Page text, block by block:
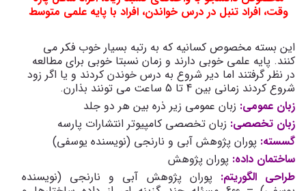
وقت، افراد تنبل در درس خواندن، افراد با پایه علمی متوسط
این بسته مخصوص کسانیه که به رتبه بسیار خوب فکر می
کنند. پایه علمی خوبی دارند و زمان نسبتا خوبی برای مطالعه
در نظر گرفتند اما دیر شروع به درس خوندن کردند و یا اگر زود
شروع کردند زمانی بین 4 تا 5 ساعت می تونند بذارن.
زبان عمومی: زبان عمومی زیر ذره بین هر دو جلد
زبان تخصصی: زبان تخصصی کامپیوتر انتشارات پارسه
گسسته: پوران پژوهش آبی و نارنجی (نویسنده یوسفی)
ساختمان داده: پوران پژوهش
طراحی الگوریتم: پوران پژوهش آبی و نارنجی (نویسنده